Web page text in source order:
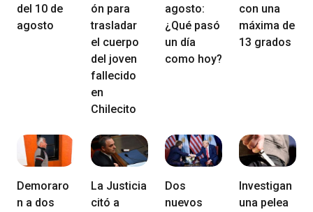
del 10 de
agosto
ón para
trasladar
el cuerpo
del joven
fallecido
en
Chilecito
agosto:
¿Qué pasó
un día
como hoy?
con una
máxima de
13 grados
Demoraro
n a dos
La Justicia
citó a
Dos
nuevos
Investigan
una pelea